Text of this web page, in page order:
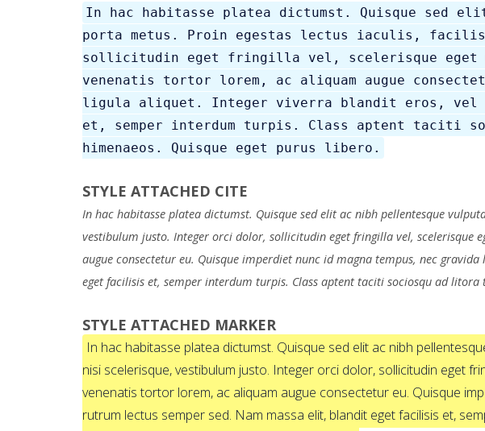
In hac habitasse platea dictumst. Quisque sed
porta metus. Proin egestas lectus iaculis,
sollicitudin eget fringilla vel, scelerisque eget
venenatis tortor lorem, ac aliquam augue
ligula aliquet. Integer viverra blandit eros, vel
et, semper interdum turpis. Class aptent taciti
himenaeos. Quisque eget purus libero.
STYLE ATTACHED CITE
In hac habitasse platea dictumst. Quisque sed elit ac nibh pellentesque
vestibulum justo. Integer orci dolor, sollicitudin eget fringilla vel,
augue consectetur eu. Quisque imperdiet nunc id magna tempus, nec
eget facilisis et, semper interdum turpis. Class aptent taciti sociosqu ad
STYLE ATTACHED MARKER
In hac habitasse platea dictumst. Quisque sed elit ac nibh
nisi scelerisque, vestibulum justo. Integer orci dolor, sollicitudin eget
venenatis tortor lorem, ac aliquam augue consectetur eu. Quisque
rutrum lectus semper sed. Nam massa elit, blandit eget facilisis et,